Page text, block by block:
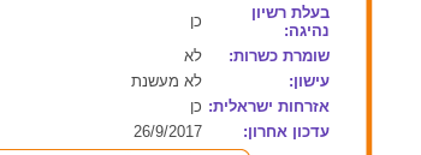
בעלת רשיון
נהיגה:
כן
שומרת כשרות:
לא
עישון:
לא מעשנת
אזרחות ישראלית: כן
עדכון אחרון:
26/9/2017